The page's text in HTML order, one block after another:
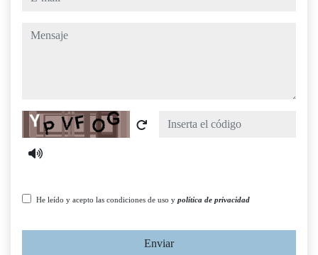
mensaje
Captcha
He leído y acepto las condiciones de uso y política de privacidad
Enviar